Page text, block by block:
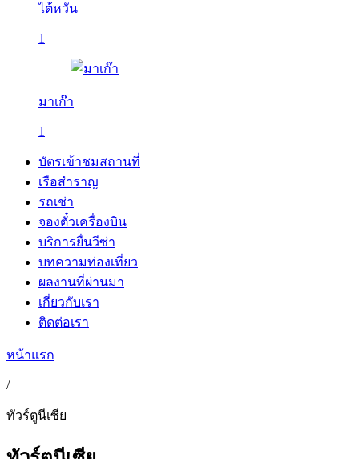
ไต้หวัน
1
มาเก๊า
1
บัตรเข้าชมสถานที่
เรือสำราญ
รถเช่า
จองตั๋วเครื่องบิน
บริการยื่นวีซ่า
บทความท่องเที่ยว
ผลงานที่ผ่านมา
เกี่ยวกับเรา
ติดต่อเรา
หน้าแรก
/
ทัวร์ตูนีเซีย